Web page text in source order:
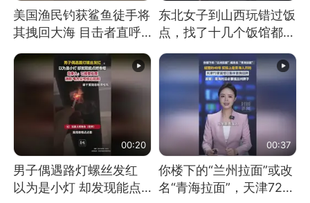
美国渔民钓获鲨鱼徒手将
其拽回大海 目击者直呼
消息）
东北女子到山西玩错过饭
点，找了十几个饭馆都没
00:20
男子偶遇路灯螺丝发红
以为是小灯 却发现能点
00:37
你楼下的“兰州拉面”或改
名“青海拉面”，天津72家